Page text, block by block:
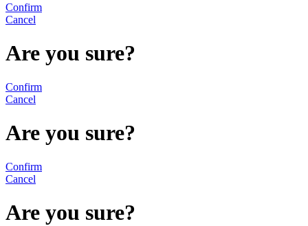
Confirm
Cancel
Are you sure?
Confirm
Cancel
Are you sure?
Confirm
Cancel
Are you sure?